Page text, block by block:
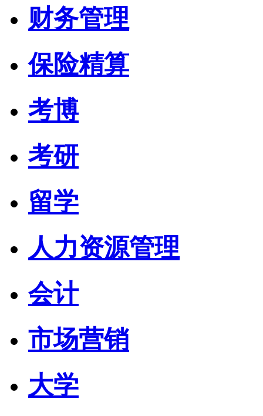
财务管理
保险精算
考博
考研
留学
人力资源管理
会计
市场营销
大学